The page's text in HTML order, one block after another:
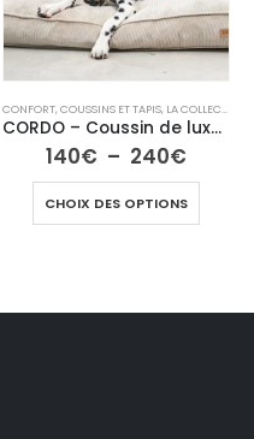
CONFORT,COUSSINS ET TAPIS, LA COLLECTION CHIEN
CORDO – Coussin de luxe pour chien
140€ – 240€
CHOIX DES OPTIONS